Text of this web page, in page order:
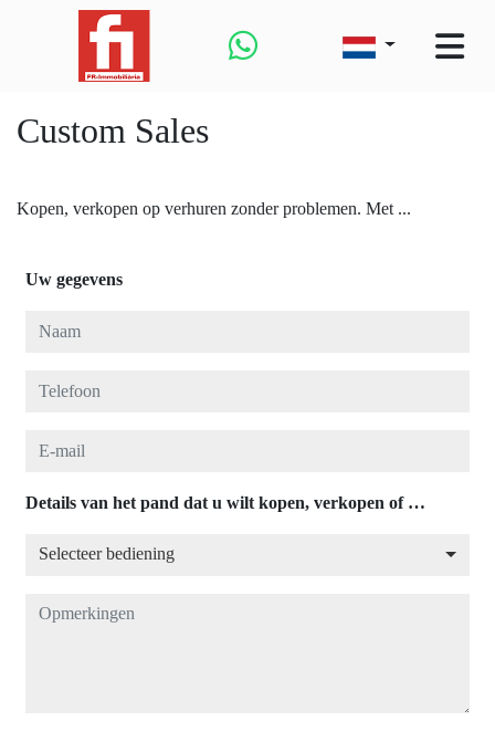
Custom Sales
Kopen, verkopen op verhuren zonder problemen. Met ...
Uw gegevens
Naam
Telefoon
E-mail
Details van het pand dat u wilt kopen, verkopen of …
Selecteer bediening
Selecteer bediening
Opmerkingen